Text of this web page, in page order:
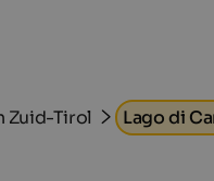
Zuid-Tirol Lago di